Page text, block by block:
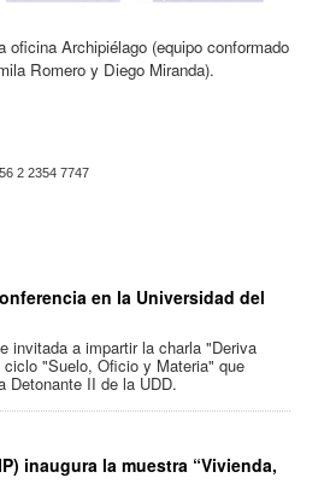
oficina Archipiélago (equipo conformado
Romero y Diego Miranda).
2 2354 7747
en la Universidad del
invitada a impartir la charla "Deriva
"Suelo, Oficio y Materia" que
Detonante II de la UDD.
inaugura la muestra “Vivienda,